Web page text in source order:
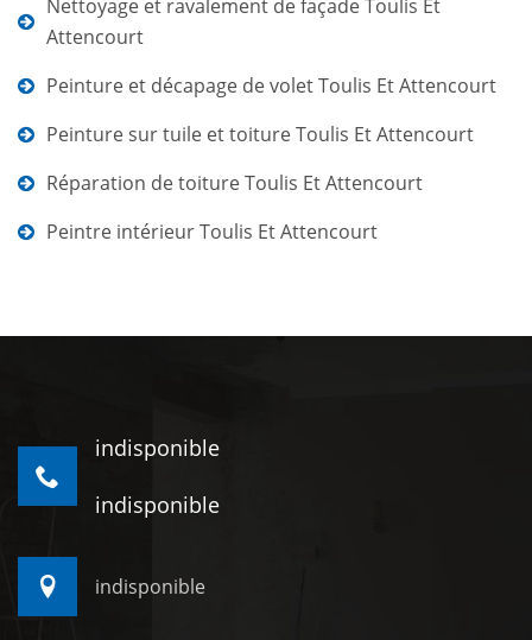
Nettoyage et ravalement de façade Toulis Et
Attencourt
Peinture et décapage de volet Toulis Et Attencourt
Peinture sur tuile et toiture Toulis Et Attencourt
Réparation de toiture Toulis Et Attencourt
Peintre intérieur Toulis Et Attencourt
indisponible
indisponible
indisponible